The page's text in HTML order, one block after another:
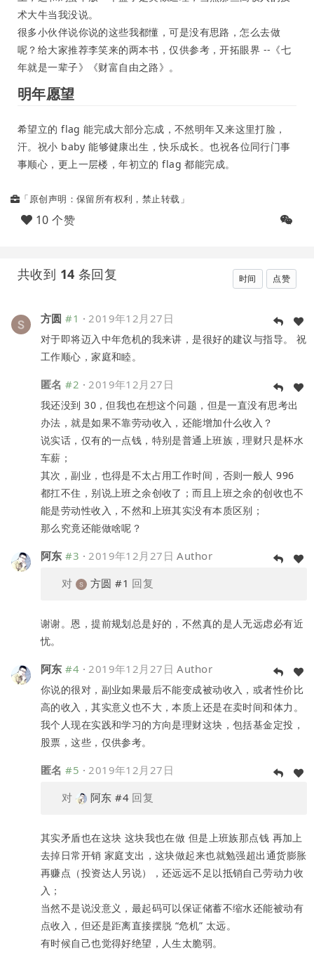
术大牛当我没说。
很多小伙伴说你说的这些我都懂，可是没有思路，怎么去做
呢？给大家推荐李笑来的两本书，仅供参考，开拓眼界 --《七
年就是一辈子》《财富自由之路》。
明年愿望
希望立的 flag 能完成大部分忘成，不然明年又来这里打脸，
汗。祝小 baby 能够健康出生，快乐成长。也祝各位同行门事
事顺心，更上一层楼，年初立的 flag 都能完成。
「原创声明：保留所有权利，禁止转载」
10 个赞
共收到 14 条回复 时间 点赞
方圆 #1 ·2019年12月27日
对于即将迈入中年危机的我来讲，是很好的建议与指导。 祝
工作顺心，家庭和睦。
匿名#2 ·2019年12月27日
我还没到 30，但我也在想这个问题，但是一直没有思考出
办法，就是如果不靠劳动收入，还能增加什么收入？
说实话，仅有的一点钱，特别是普通上班族，理财只是杯水
车薪；
其次，副业，也得是不太占用工作时间，否则一般人 996
都扛不住，别说上班之余创收了；而且上班之余的创收也不
能是劳动性收入，不然和上班其实没有本质区别；
那么究竟还能做啥呢？
阿东 #3 ·2019年12月27日 Author
对
方圆 #1 回复
谢谢。恩，提前规划总是好的，不然真的是人无远虑必有近
忧。
阿东 #4 ·2019年12月27日 Author
你说的很对，副业如果最后不能变成被动收入，或者性价比
高的收入，其实意义也不大，本质上还是在卖时间和体力。
我个人现在实践和学习的方向是理财这块，包括基金定投，
股票，这些，仅供参考。
匿名#5 ·2019年12月27日
对
阿东 #4 回复
其实矛盾也在这块 这块我也在做 但是上班族那点钱 再加上
去掉日常开销 家庭支出，这块做起来也就勉强超出通货膨胀
再赚点（投资达人另说），还远远不足以抵销自己劳动力收
入；
当然不是说没意义，最起码可以保证储蓄不缩水还能被动有
点收入，但还是距离直接摆脱 “危机” 太远。
有时候自己也觉得好绝望，人生太脆弱。